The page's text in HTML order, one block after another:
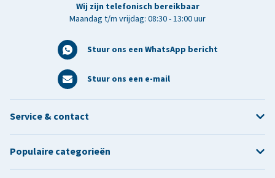
Wij zijn telefonisch bereikbaar
Maandag t/m vrijdag: 08:30 - 13:00 uur
Stuur ons een WhatsApp bericht
Stuur ons een e-mail
Service & contact
Populaire categorieën